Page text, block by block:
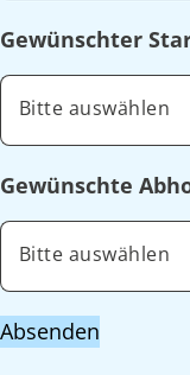
Gewünschter
Bitte auswählen
Gewünschte
Bitte auswählen
Absenden